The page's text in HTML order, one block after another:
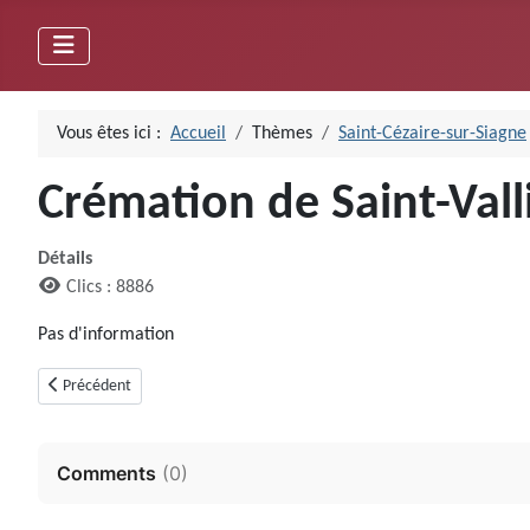
Vous êtes ici : Accueil Thèmes Saint-Cézaire-sur-Siagne
Crémation de Saint-
Détails
Clics : 8886
Pas d'information
Article précédent : Ciste des Puades (Saint-Cézaire-sur-Siagne)
Précédent
Comments (0)